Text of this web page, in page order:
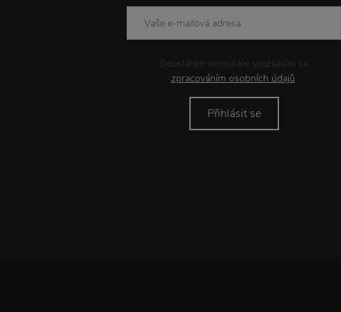
Odesláním formuláře souhlasím se
zpracováním osobních údajů.
Přihlásit se